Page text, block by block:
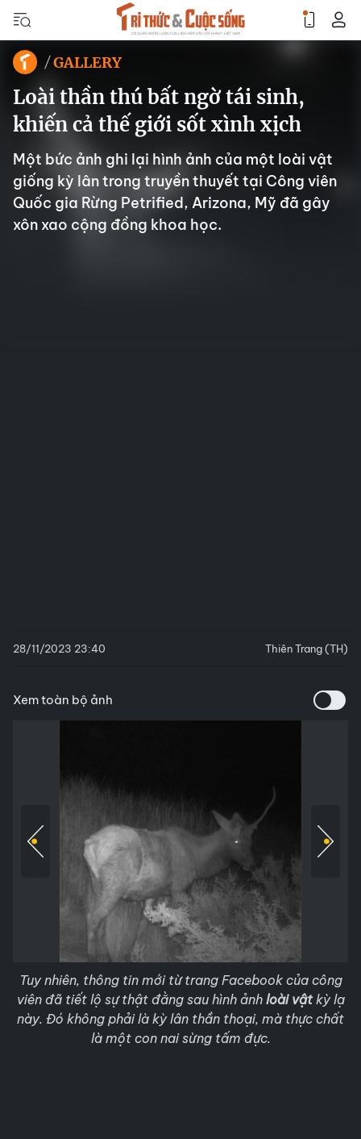
GALLERY
Loài thần thú bất ngờ tái sinh,
khiến cả thế giới sốt xình xịch
Một bức ảnh ghi lại hình ảnh của một loài vật
giống kỳ lân trong truyền thuyết tại Công viên
Quốc gia Rừng Petrified, Arizona, Mỹ đã gây
xôn xao cộng đồng khoa học.
28/11/2023 23:40 Thiên Trang (TH)
Xem toàn bộ ảnh
Tuy nhiên, thông tin mới từ trang Facebook của công
viên đã tiết lộ sự thật đằng sau hình ảnh loài vậtkỳ lạ
này. Đó không phải là kỳ lân thần thoại, mà thực chất
là một con nai sừng tấm đực.